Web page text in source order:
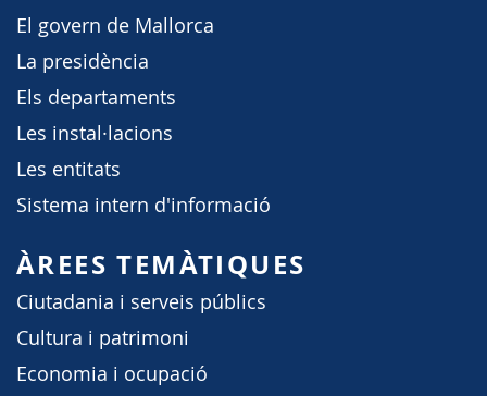
El govern de Mallorca
La presidència
Els departaments
Les instal·lacions
Les entitats
Sistema intern d'informació
ÀREES TEMÀTIQUES
Ciutadania i serveis públics
Cultura i patrimoni
Economia i ocupació